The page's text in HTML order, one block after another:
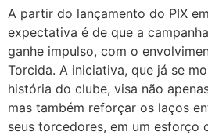
A partir do lançamento do PIX
expectativa é de que a
ganhe impulso, com o
Torcida. A iniciativa, que já se
história do clube, visa não
mas também reforçar os laços
seus torcedores, em um esforço